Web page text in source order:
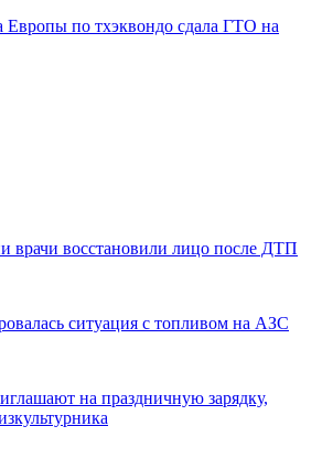
по тхэквондо сдала ГТО на
врачи восстановили лицо после ДТП
ситуация с топливом на АЗС
на праздничную зарядку,